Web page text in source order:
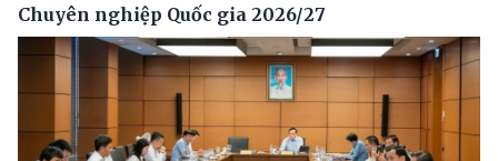
Chuyên nghiệp Quốc gia 2026/27